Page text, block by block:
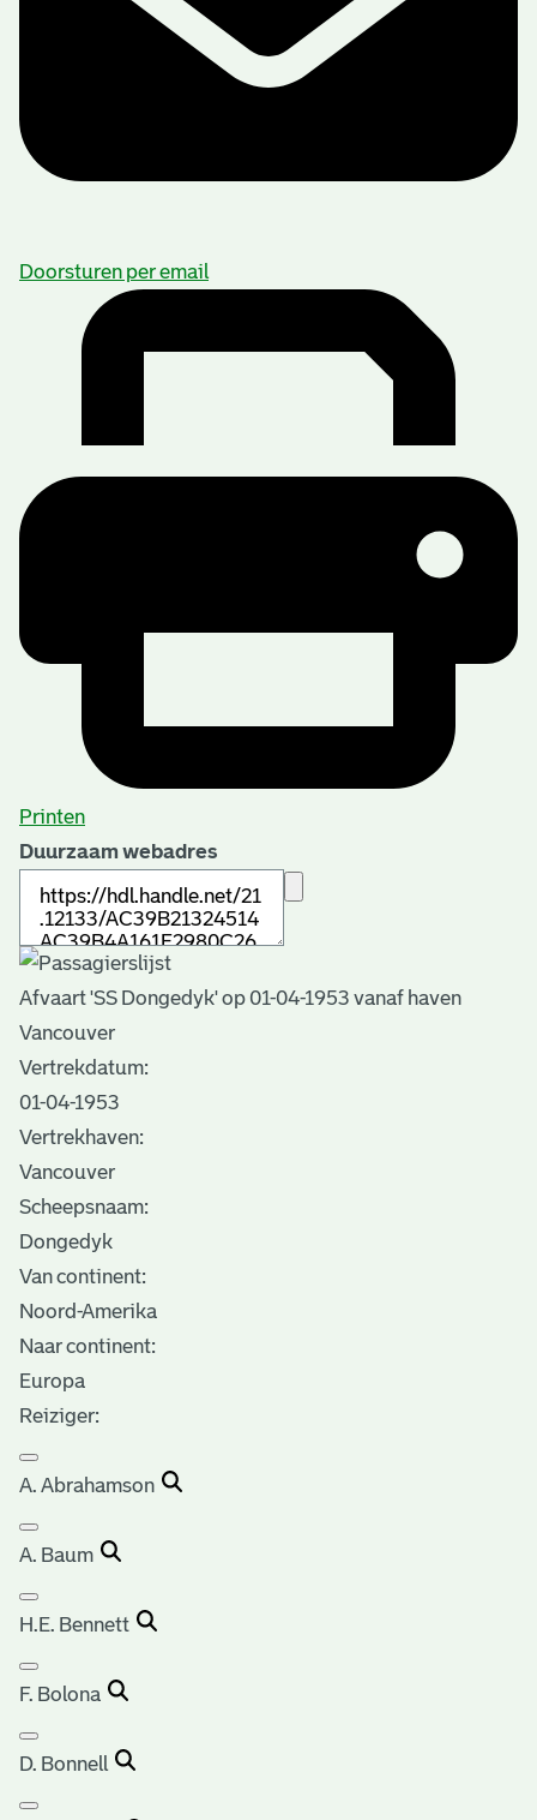
Doorsturen per email
Printen
Duurzaam webadres
Afvaart 'SS Dongedyk' op 01-04-1953 vanaf haven
Vancouver
Vertrekdatum:
01-04-1953
Vertrekhaven:
Vancouver
Scheepsnaam:
Dongedyk
Van continent:
Noord-Amerika
Naar continent:
Europa
Reiziger:
A. Abrahamson
A. Baum
H.E. Bennett
F. Bolona
D. Bonnell